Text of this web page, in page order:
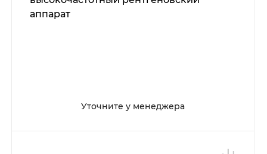
аппарат
Уточните у менеджера